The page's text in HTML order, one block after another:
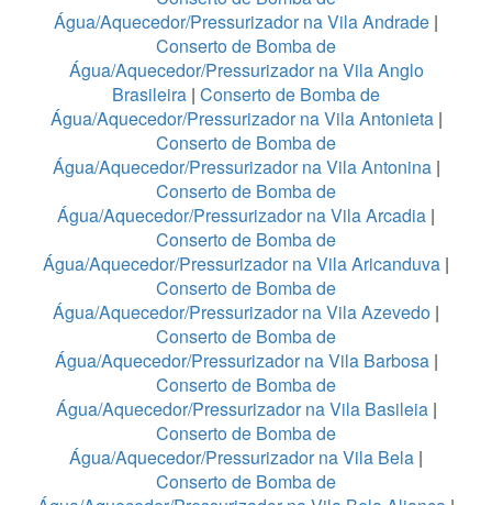
Água/Aquecedor/Pressurizador na Vila Andrade |
Conserto de Bomba de
Água/Aquecedor/Pressurizador na Vila Anglo
Brasileira | Conserto de Bomba de
Água/Aquecedor/Pressurizador na Vila Antonieta|
Conserto de Bomba de
Água/Aquecedor/Pressurizador na Vila Antonina|
Conserto de Bomba de
Água/Aquecedor/Pressurizador na Vila Arcadia |
Conserto de Bomba de
Água/Aquecedor/Pressurizador na Vila Aricanduva |
Conserto de Bomba de
Água/Aquecedor/Pressurizador na Vila Azevedo |
Conserto de Bomba de
Água/Aquecedor/Pressurizador na Vila Barbosa|
Conserto de Bomba de
Água/Aquecedor/Pressurizador na Vila Basileia|
Conserto de Bomba de
Água/Aquecedor/Pressurizador na Vila Bela |
Conserto de Bomba de